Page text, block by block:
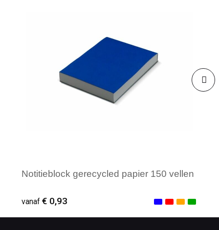
Notitieblock gerecycled papier 150 vellen
vanaf € 0,93